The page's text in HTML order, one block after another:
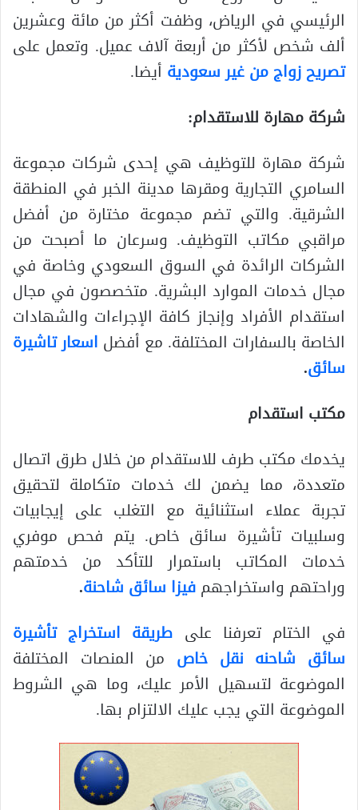
الرئيسي في الرياض، وظفت أكثر من مائة وعشرين
ألف شخص لأكثر من أربعة آلاف عميل. وتعمل على
تصريح زواج من غير سعودية أيضا.
شركة مهارة للاستقدام:
شركة مهارة للتوظيف هي إحدى شركات مجموعة
السامري التجارية ومقرها مدينة الخبر في المنطقة
الشرقية. والتي تضم مجموعة مختارة من أفضل
مراقبي مكاتب التوظيف. وسرعان ما أصبحت من
الشركات الرائدة في السوق السعودي وخاصة في
مجال خدمات الموارد البشرية. متخصصون في مجال
استقدام الأفراد وإنجاز كافة الإجراءات والشهادات
الخاصة بالسفارات المختلفة. مع أفضل اسعار تاشيرة
سائق.
مكتب استقدام
يخدمك مكتب طرف للاستقدام من خلال طرق اتصال
متعددة، مما يضمن لك خدمات متكاملة لتحقيق
تجربة عملاء استثنائية مع التغلب على إيجابيات
وسلبيات تأشيرة سائق خاص. يتم فحص موفري
خدمات المكاتب باستمرار للتأكد من خدمتهم
وراحتهم واستخراجهمفيزا سائق شاحنة.
في الختام تعرفنا على طريقة استخراج تأشيرة
سائق شاحنه نقل خاص من المنصات المختلفة
الموضوعة لتسهيل الأمر عليك، وما هي الشروط
الموضوعة التي يجب عليك الالتزام بها.